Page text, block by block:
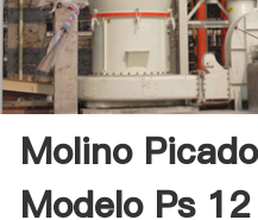
Molino
Modelo Ps 12